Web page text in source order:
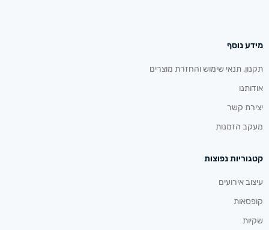
מידע נוסף
תקנון, תנאי שימוש והחזרת מוצרים
אודותנו
יצירת קשר
מעקב הזמנות
קטגוריות נפוצות
עיצוב אירועים
קופסאות
שקיות